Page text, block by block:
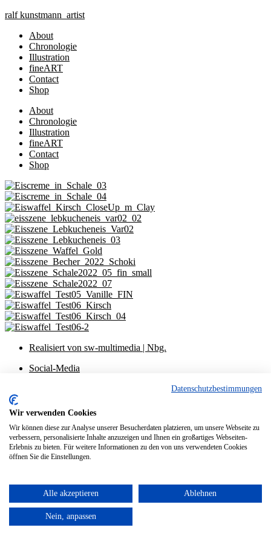
Zum
springen
ralfkunstmann artist
About
Chronologie
Illustration
fineART
Contact
Shop
About
Chronologie
Illustration
fineART
Contact
Shop
Realisiert von sw-multimedia | Nbg.
Social-Media
Social-Media
Datenschutzerklärung
Datenschutzbestimmungen
Wir verwenden Cookies
Wir können diese zur Analyse unserer Besucherdaten platzieren, um unsere Webseite zu
verbessern, personalisierte Inhalte anzuzeigen und Ihnen ein großartiges Webseiten-
Erlebnis zu bieten. Für weitere Informationen zu den von uns verwendeten Cookies
öffnen Sie die Einstellungen.
Alle akzeptieren Ablehnen
Nein, anpassen